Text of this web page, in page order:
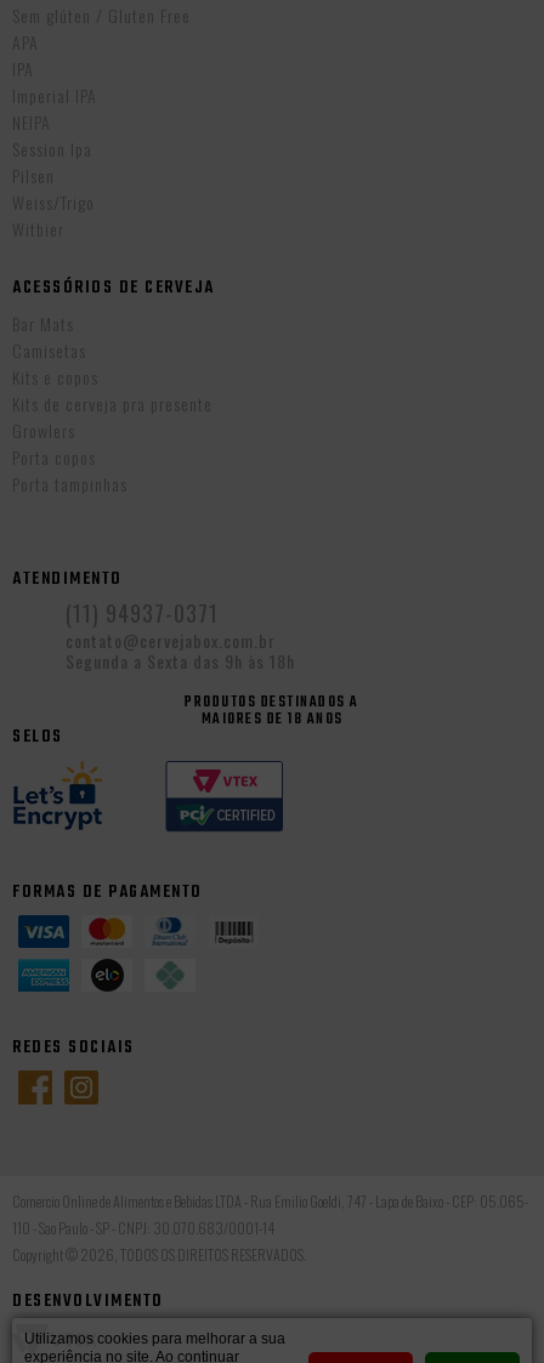
Sem glúten / Gluten Free
APA
IPA
Imperial IPA
NEIPA
Session Ipa
Pilsen
Weiss/Trigo
Witbier
ACESSÓRIOS DE CERVEJA
Bar Mats
Camisetas
Kits e copos
Kits de cerveja pra presente
Growlers
Porta copos
Porta tampinhas
ATENDIMENTO
(11) 94937-0371
contato@cervejabox.com.br
Segunda a Sexta das 9h às 18h
PRODUTOS DESTINADOS A
MAIORES DE 18 ANOS
SELOS
FORMAS DE PAGAMENTO
REDES SOCIAIS
Comercio Online de Alimentos e Bebidas LTDA - Rua Emilio Goeldi, 747 - Lapa de Baixo - CEP: 05.065-
110 - Sao Paulo - SP - CNPJ: 30.070.683/0001-14
Copyright © 2026, TODOS OS DIREITOS RESERVADOS.
DESENVOLVIMENTO
Utilizamos cookies para melhorar a sua
experiência no site. Ao continuar